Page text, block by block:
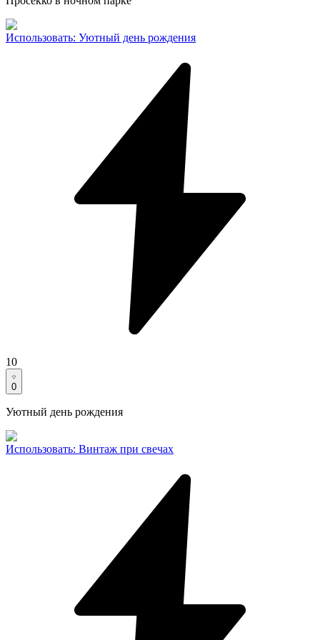
Использовать: Уютный день рождения
10
0
Уютный день рождения
Использовать: Винтаж при свечах